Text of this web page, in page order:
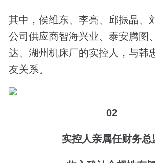
其中，侯维东、李亮、邱振晶、
公司供应商智海兴业、泰安腾图
达、湖州机床厂的实控人，与韩
友关系。
02
实控人亲属任财务总